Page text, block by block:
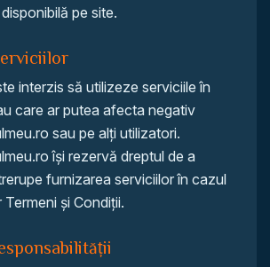
pe site.
interzis să utilizeze serviciile în
care ar putea afecta negativ
sau pe alți utilizatori.
își rezervă dreptul de a
furnizarea serviciilor în cazul
și Condiții.